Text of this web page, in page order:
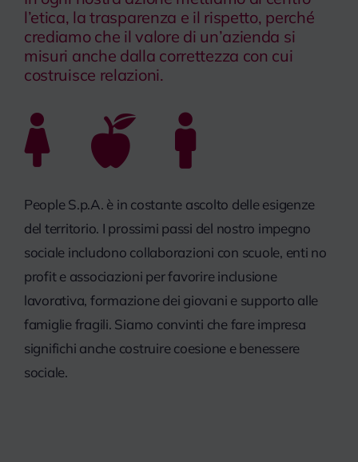
l’etica, la trasparenza e il rispetto, perché
crediamo che il valore di un’azienda si
misuri anche dalla correttezza con cui
costruisce relazioni.
People S.p.A. è in costante ascolto delle esigenze
del territorio. I prossimi passi del nostro impegno
sociale includono collaborazioni con scuole, enti no
profit e associazioni per favorire inclusione
lavorativa, formazione dei giovani e supporto alle
famiglie fragili. Siamo convinti che fare impresa
significhi anche costruire coesione e benessere
sociale.